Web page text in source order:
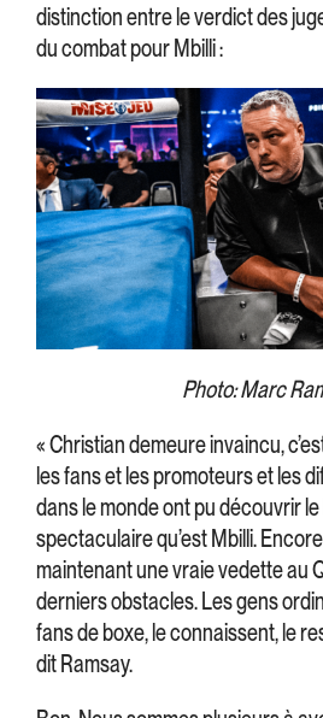
distinction entre le verdict des
du combat pour Mbilli :
Photo: Marc
« Christian demeure invaincu,
les fans et les promoteurs et les
dans le monde ont pu découvrir
spectaculaire qu’est Mbilli.
maintenant une vraie vedette au
derniers obstacles. Les gens
fans de boxe, le connaissent, le
dit Ramsay.